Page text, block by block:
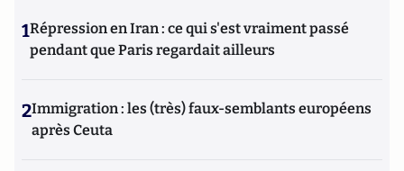
1Répression en Iran : ce qui s'est vraiment passé
pendant que Paris regardait ailleurs
2Immigration : les (très) faux-semblants européens
après Ceuta